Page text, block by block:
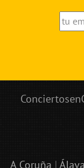
A Coruña |